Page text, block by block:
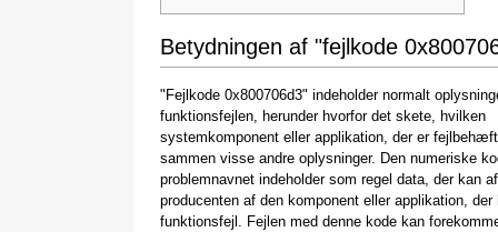
Betydningen af "fejlkode
"Fejlkode 0x800706d3" indeholder normalt
funktionsfejlen, herunder hvorfor det skete, hvilken
systemkomponent eller applikation, der er
sammen visse andre oplysninger. Den numeriske
problemnavnet indeholder som regel data, der kan
producenten af den komponent eller applikation, der
funktionsfejl. Fejlen med denne kode kan